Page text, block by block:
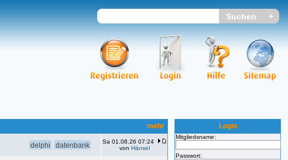
mehr
delphi datenbank
Sa 01.08.26 07:24
von Hänsel
Login
Mitgliedsname:
Passwort: